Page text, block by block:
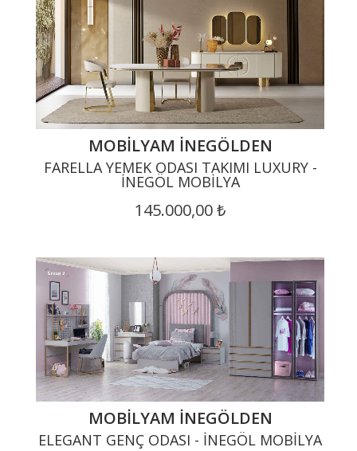
MOBILYAM İNEGÖLDEN
FARELLA YEMEK ODASI TAKIMI LUXURY -
İNEGÖL MOBILYA
145.000,00 ₺
MOBILYAM İNEGÖLDEN
ELEGANT GENÇ ODASI - İNEGÖL MOBILYA